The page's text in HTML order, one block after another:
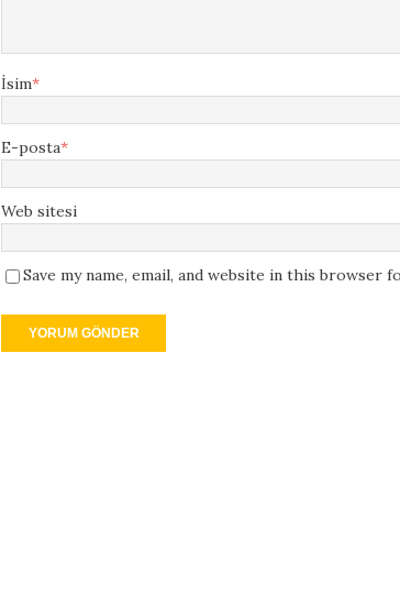
İsim*
E-posta*
Web sitesi
Save my name, email, and website in this browser